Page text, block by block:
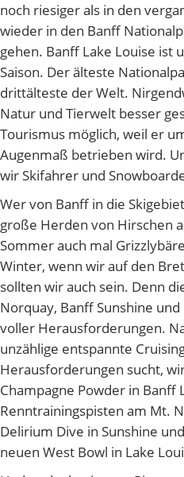
noch riesiger als in den
wieder in den Banff
gehen. Banff Lake Louise ist
Saison. Der älteste
drittälteste der Welt.
Natur und Tierwelt besser
Tourismus möglich, weil er
Augenmaß betrieben wird.
wir Skifahrer und
Wer von Banff in die
große Herden von Hirschen
Sommer auch mal
Winter, wenn wir auf den
sollten wir auch sein. Denn
Norquay, Banff Sunshine
voller Herausforderungen.
unzählige entspannte
Herausforderungen sucht,
Champagne Powder in Banff
Renntrainingspisten am Mt.
Delirium Dive in Sunshine
neuen West Bowl in Lake